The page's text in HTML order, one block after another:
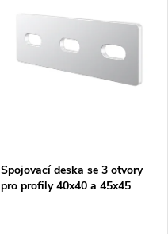
Spojovací deska se 3 otvory
pro profily 40x40 a 45x45